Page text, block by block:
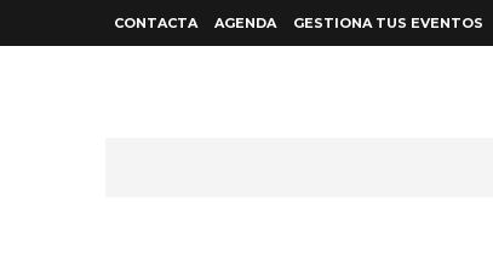
CONTACTA AGENDA GESTIONA TUS EVENTOS